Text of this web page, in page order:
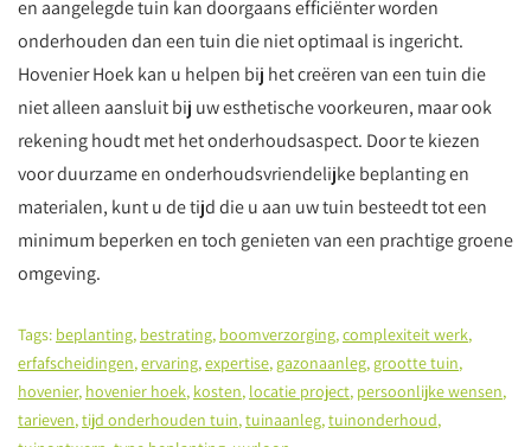
en aangelegde tuin kan doorgaans efficiënter worden
onderhouden dan een tuin die niet optimaal is ingericht.
Hovenier Hoek kan u helpen bij het creëren van een tuin die
niet alleen aansluit bij uw esthetische voorkeuren, maar ook
rekening houdt met het onderhoudsaspect. Door te kiezen
voor duurzame en onderhoudsvriendelijke beplanting en
materialen, kunt u de tijd die u aan uw tuin besteedt tot een
minimum beperken en toch genieten van een prachtige groene
omgeving.
Tags: beplanting, bestrating, boomverzorging,complexiteit werk,
erfafscheidingen,ervaring,expertise, gazonaanleg, grootte tuin,
hovenier, hovenier hoek, kosten, locatie project, persoonlijke wensen,
tarieven,tijd onderhouden tuin,tuinaanleg,tuinonderhoud,